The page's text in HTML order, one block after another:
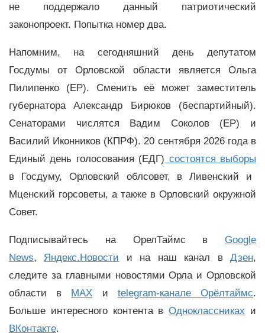
не поддержало данный патриотический
законопроект. Попытка номер два.
Напомним, на сегодняшний день депутатом
Госдумы от Орловской области является Ольга
Пилипенко (ЕР). Сменить её может заместитель
губернатора Александр Бирюков (беспартийный).
Сенаторами числятся Вадим Соколов (ЕР) и
Василий Иконников (КПРФ). 20 сентября 2026 года в
Единый день голосования (ЕДГ) состоятся выборы
в Госдуму, Орловский облсовет, в Ливенский и
Мценский горсоветы, а также в Орловский окружной
Совет.
Подписывайтесь на ОрелТаймс в Google
News, Яндекс.Новости и на наш канал вДзен,
следите за главными новостями Орла и Орловской
области в MAX и telegram-канале Орёлтаймс.
Больше интересного контента вОдноклассниках и
ВКонтакте.